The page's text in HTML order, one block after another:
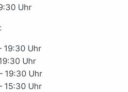
Uhr
19:30 Uhr
Uhr
19:30 Uhr
15:30 Uhr